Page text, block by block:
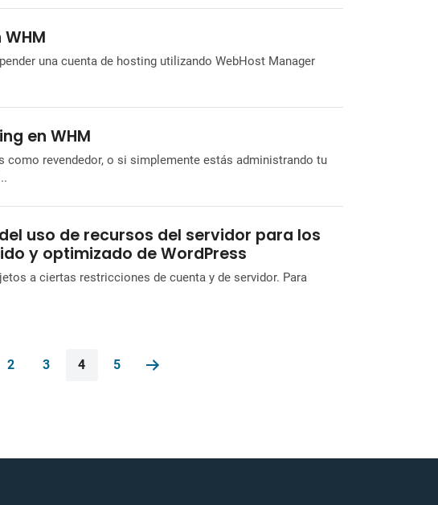
una cuenta de hosting utilizando WebHost Manager
en WHM
revendedor, o si simplemente estás administrando tu
uso de recursos del servidor para los
y optimizado de WordPress
a ciertas restricciones de cuenta y de servidor. Para
2 3 4 5